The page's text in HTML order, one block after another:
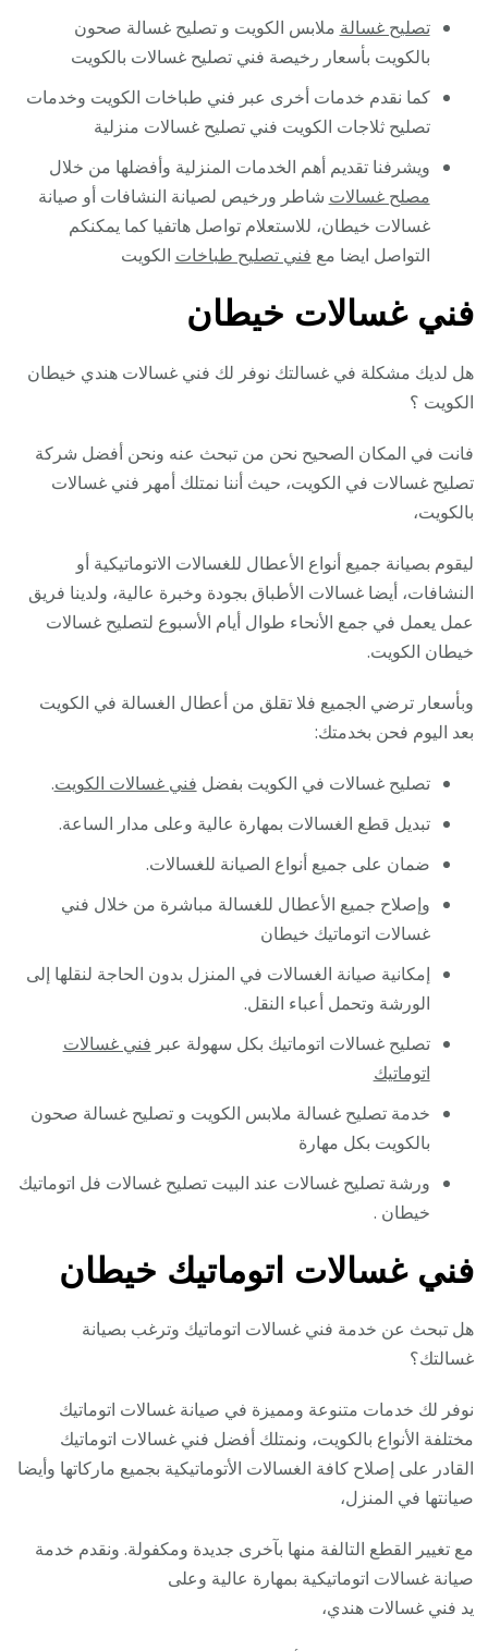
تصليح غسالة ملابس الكويت و تصليح غسالة صحون
بالكويت بأسعار رخيصة فني تصليح غسالات بالكويت
كما نقدم خدمات أخرى عبر فني طباخات الكويت وخدمات
تصليح ثلاجات الكويت فني تصليح غسالات منزلية
ويشرفنا تقديم أهم الخدمات المنزلية وأفضلها من خلال
مصلح غسالات شاطر ورخيص لصيانة النشافات أو صيانة
غسالات خيطان، للاستعلام تواصل هاتفيا كما يمكنكم
التواصل ايضا مع فني تصليح طباخات الكويت
فني غسالات خيطان
هل لديك مشكلة في غسالتك نوفر لك فني غسالات هندي خيطان
الكويت ؟
فانت في المكان الصحيح نحن من تبحث عنه ونحن أفضل شركة
تصليح غسالات في الكويت، حيث أننا نمتلك أمهر فني غسالات
بالكويت،
ليقوم بصيانة جميع أنواع الأعطال للغسالات الاتوماتيكية أو
النشافات، أيضا غسالات الأطباق بجودة وخبرة عالية، ولدينا فريق
عمل يعمل في جمع الأنحاء طوال أيام الأسبوع لتصليح غسالات
خيطان الكويت.
وبأسعار ترضي الجميع فلا تقلق من أعطال الغسالة في الكويت
بعد اليوم فحن بخدمتك:
تصليح غسالات في الكويت بفضل فني غسالات الكويت.
تبديل قطع الغسالات بمهارة عالية وعلى مدار الساعة.
ضمان على جميع أنواع الصيانة للغسالات.
وإصلاح جميع الأعطال للغسالة مباشرة من خلال فني
غسالات اتوماتيك خيطان
إمكانية صيانة الغسالات في المنزل بدون الحاجة لنقلها إلى
الورشة وتحمل أعباء النقل.
تصليح غسالات اتوماتيك بكل سهولة عبر فني غسالات
اتوماتيك
خدمة تصليح غسالة ملابس الكويت و تصليح غسالة صحون
بالكويت بكل مهارة
ورشة تصليح غسالات عند البيت تصليح غسالات فل اتوماتيك
خيطان .
فني غسالات اتوماتيك خيطان
هل تبحث عن خدمة فني غسالات اتوماتيك وترغب بصيانة
غسالتك؟
نوفر لك خدمات متنوعة ومميزة في صيانة غسالات اتوماتيك
مختلفة الأنواع بالكويت، ونمتلك أفضل فني غسالات اتوماتيك
القادر على إصلاح كافة الغسالات الأتوماتيكية بجميع ماركاتها وأيضا
صيانتها في المنزل،
مع تغيير القطع التالفة منها بآخرى جديدة ومكفولة. ونقدم خدمة
صيانة غسالات اتوماتيكية بمهارة عالية وعلى
يد فني غسالات هندي،